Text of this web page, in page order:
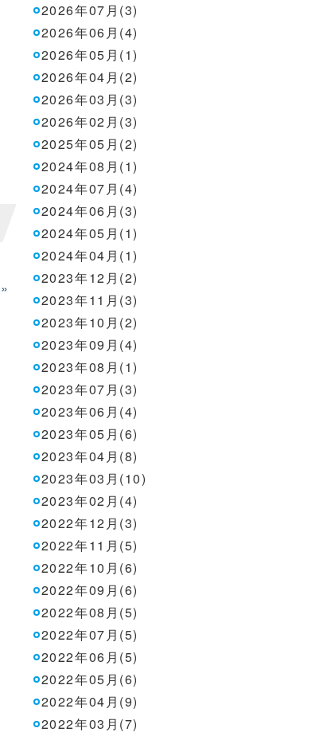
»
2026年07月(3)
2026年06月(4)
2026年05月(1)
2026年04月(2)
2026年03月(3)
2026年02月(3)
2025年05月(2)
2024年08月(1)
2024年07月(4)
2024年06月(3)
2024年05月(1)
2024年04月(1)
2023年12月(2)
2023年11月(3)
2023年10月(2)
2023年09月(4)
2023年08月(1)
2023年07月(3)
2023年06月(4)
2023年05月(6)
2023年04月(8)
2023年03月(10)
2023年02月(4)
2022年12月(3)
2022年11月(5)
2022年10月(6)
2022年09月(6)
2022年08月(5)
2022年07月(5)
2022年06月(5)
2022年05月(6)
2022年04月(9)
2022年03月(7)